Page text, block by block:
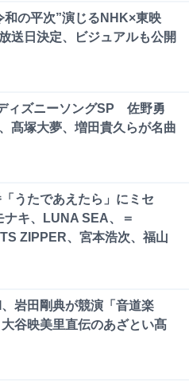
和の平次”演じるNHK×東映
送日決定、ビジュアルも公開
ィズニーソングSP 佐野勇
髙塚大夢、増田貴久らが名曲
うたであえたら」にミセ
ナキ、LUNA SEA、＝
ZIPPER、宮本浩次、福山
岩田剛典が競演「音道楽
谷映美里直伝のあざとい髙